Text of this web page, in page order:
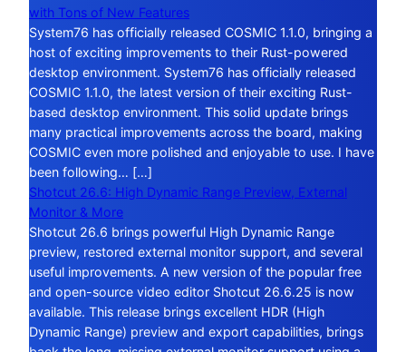
with Tons of New Features
System76 has officially released COSMIC 1.1.0, bringing a
host of exciting improvements to their Rust-powered
desktop environment. System76 has officially released
COSMIC 1.1.0, the latest version of their exciting Rust-
based desktop environment. This solid update brings
many practical improvements across the board, making
COSMIC even more polished and enjoyable to use. I have
been following… […]
Shotcut 26.6: High Dynamic Range Preview, External
Monitor & More
Shotcut 26.6 brings powerful High Dynamic Range
preview, restored external monitor support, and several
useful improvements. A new version of the popular free
and open-source video editor Shotcut 26.6.25 is now
available. This release brings excellent HDR (High
Dynamic Range) preview and export capabilities, brings